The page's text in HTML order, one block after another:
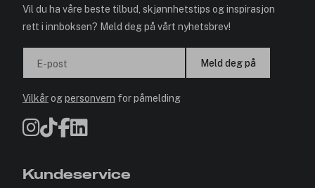
Vil du ha våre beste tilbud, skjønnhetstips og inspirasjon
rett i innboksen? Meld deg på vårt nyhetsbrev!
E-post Meld deg på
Vilkårogpersonvern for påmelding
Kundeservice